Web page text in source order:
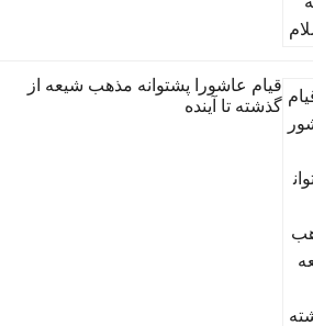
قیام عاشورا پشتوانه مذهب شیعه از
گذشته تا آینده